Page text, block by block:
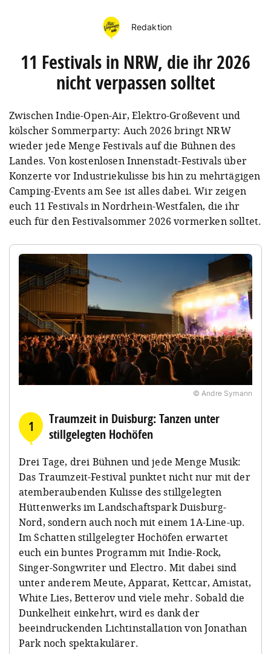
Redaktion
11 Festivals in NRW, die ihr 2026
nicht verpassen solltet
Zwischen Indie-Open-Air, Elektro-Großevent und
kölscher Sommerparty: Auch 2026 bringt NRW
wieder jede Menge Festivals auf die Bühnen des
Landes. Von kostenlosen Innenstadt-Festivals über
Konzerte vor Industriekulisse bis hin zu mehrtägigen
Camping-Events am See ist alles dabei. Wir zeigen
euch 11 Festivals in Nordrhein-Westfalen, die ihr
euch für den Festivalsommer 2026 vormerken solltet.
© Andre Symann
1
Traumzeit in Duisburg: Tanzen unter
stillgelegten Hochöfen
Drei Tage, drei Bühnen und jede Menge Musik:
Das Traumzeit-Festival punktet nicht nur mit der
atemberaubenden Kulisse des stillgelegten
Hüttenwerks im Landschaftspark Duisburg-
Nord, sondern auch noch mit einem 1A-Line-up.
Im Schatten stillgelegter Hochöfen erwartet
euch ein buntes Programm mit Indie-Rock,
Singer-Songwriter und Electro. Mit dabei sind
unter anderem Meute, Apparat, Kettcar, Amistat,
White Lies, Betterov und viele mehr. Sobald die
Dunkelheit einkehrt, wird es dank der
beeindruckenden Lichtinstallation von Jonathan
Park noch spektakulärer.